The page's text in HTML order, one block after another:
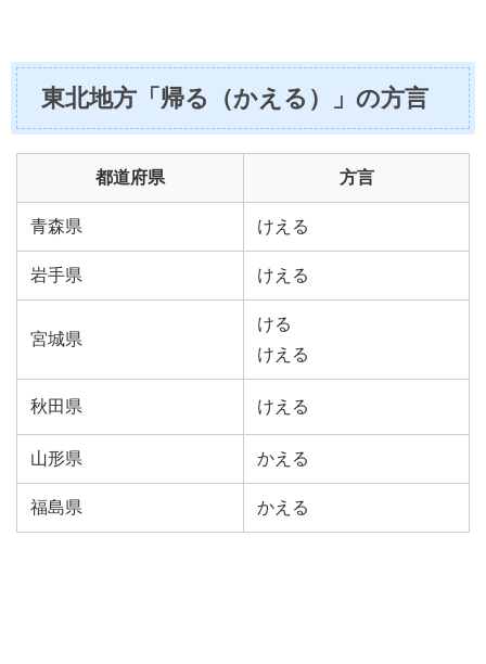
東北地方「帰る（かえる）」の方言
都道府県 方言
青森県 けえる
岩手県 けえる
宮城県
ける
けえる
秋田県 けえる
山形県 かえる
福島県 かえる